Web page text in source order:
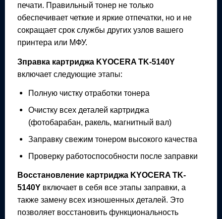
печати. Правильный тонер не только
обеспечивает четкие и яркие отпечатки, но и не
сокращает срок службы других узлов вашего
принтера или МФУ.
Зправка картриджа KYOCERA TK-5140Y
включает следующие этапы:
Полную чистку отработки тонера
Очистку всех деталей картриджа
(фотобарабан, ракель, магнитный вал)
Заправку свежим тонером высокого качества
Проверку работоспособности после заправки
Восстановление картриджа KYOCERA TK-
5140Y включает в себя все этапы заправки, а
также замену всех изношенных деталей. Это
позволяет восстановить функциональность